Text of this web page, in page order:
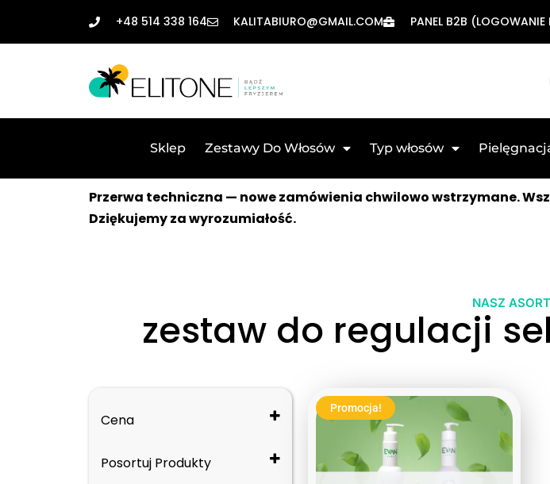
+48 514 338 164 KALITABIURO@GMAIL.COM PANEL B2B (LOGOWANIE
Sklep Zestawy Do Włosów Typ włosów
Przerwa techniczna — nowe zamówienia chwilowo wstrzymane.
Dziękujemy za wyrozumiałość.
NASZ
zestaw do regulacji
Cena
Posortuj Produkty
Promocja!